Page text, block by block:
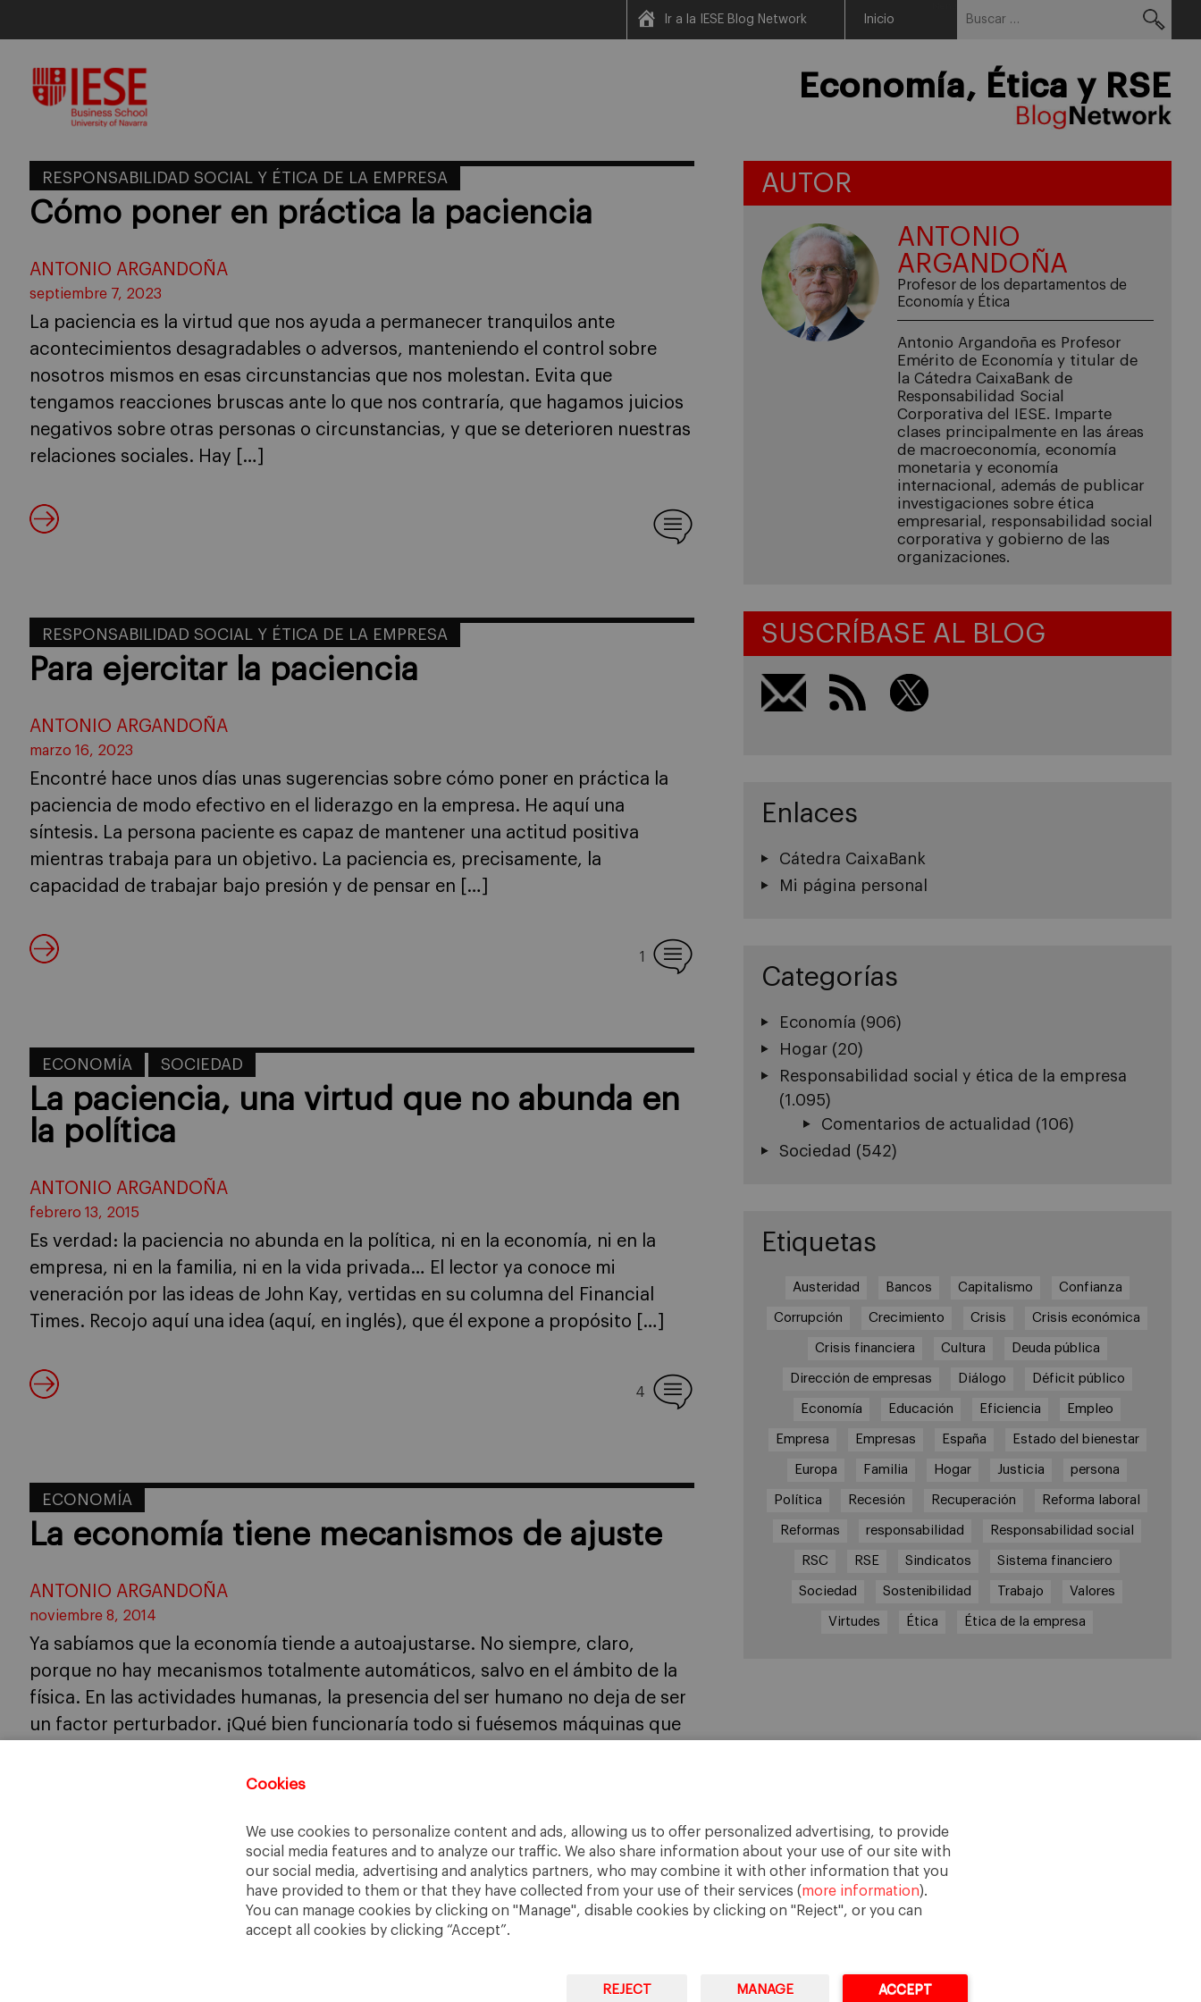
Cookies
We use cookies to personalize content and ads, allowing us to offer personalized advertising, to provide
social media features and to analyze our traffic. We also share information about your use of our site with
our social media, advertising and analytics partners, who may combine it with other information that you
have provided to them or that they have collected from your use of their services (more information).
You can manage cookies by clicking on "Manage", disable cookies by clicking on "Reject", or you can
accept all cookies by clicking “Accept”.
REJECT MANAGE ACCEPT
content
Ir a la IESE Blog Network Inicio
Economía, Ética y RSE
RESPONSABILIDAD SOCIAL Y ÉTICA DE LA EMPRESA
Cómo poner en práctica la paciencia
ANTONIO ARGANDOÑA
septiembre 7, 2023
La paciencia es la virtud que nos ayuda a permanecer tranquilos ante
acontecimientos desagradables o adversos, manteniendo el control sobre
nosotros mismos en esas circunstancias que nos molestan. Evita que
tengamos reacciones bruscas ante lo que nos contraría, que hagamos juicios
negativos sobre otras personas o circunstancias, y que se deterioren nuestras
relaciones sociales. Hay […]
RESPONSABILIDAD SOCIAL Y ÉTICA DE LA EMPRESA
Para ejercitar la paciencia
ANTONIO ARGANDOÑA
marzo 16, 2023
Encontré hace unos días unas sugerencias sobre cómo poner en práctica la
paciencia de modo efectivo en el liderazgo en la empresa. He aquí una
síntesis. La persona paciente es capaz de mantener una actitud positiva
mientras trabaja para un objetivo. La paciencia es, precisamente, la
capacidad de trabajar bajo presión y de pensar en […]
1
ECONOMÍA SOCIEDAD
La paciencia, una virtud que no abunda en
la política
ANTONIO ARGANDOÑA
febrero 13, 2015
Es verdad: la paciencia no abunda en la política, ni en la economía, ni en la
empresa, ni en la familia, ni en la vida privada… El lector ya conoce mi
veneración por las ideas de John Kay, vertidas en su columna del Financial
Times. Recojo aquí una idea (aquí, en inglés), que él expone a propósito […]
4
ECONOMÍA
La economía tiene mecanismos de ajuste
ANTONIO ARGANDOÑA
noviembre 8, 2014
Ya sabíamos que la economía tiende a autoajustarse. No siempre, claro,
porque no hay mecanismos totalmente automáticos, salvo en el ámbito de la
física. En las actividades humanas, la presencia del ser humano no deja de ser
un factor perturbador. ¡Qué bien funcionaría todo si fuésemos máquinas que
AUTOR
ANTONIO
ARGANDOÑA
Profesor de los departamentos de
Economía y Ética
Antonio Argandoña es Profesor
Emérito de Economía y titular de
la Cátedra CaixaBank de
Responsabilidad Social
Corporativa del IESE. Imparte
clases principalmente en las áreas
de macroeconomía, economía
monetaria y economía
internacional, además de publicar
investigaciones sobre ética
empresarial, responsabilidad social
corporativa y gobierno de las
organizaciones.
SUSCRÍBASE AL BLOG
Enlaces
Cátedra CaixaBank
Mi página personal
Categorías
Economía (906)
Hogar(20)
Responsabilidad social y ética de la empresa
(1.095)
Comentarios de actualidad (106)
Sociedad (542)
Etiquetas
Austeridad Bancos Capitalismo Confianza
Corrupción Crecimiento Crisis Crisis económica
Crisis financiera Cultura Deuda pública
Dirección de empresas Diálogo Déficit público
Economía Educación Eficiencia Empleo
Empresa Empresas España Estado del bienestar
Europa Familia Hogar Justicia persona
Política Recesión Recuperación Reforma laboral
Reformas responsabilidad Responsabilidad social
RSC RSE Sindicatos Sistema financiero
Sociedad Sostenibilidad Trabajo Valores
Virtudes Ética Ética de la empresa